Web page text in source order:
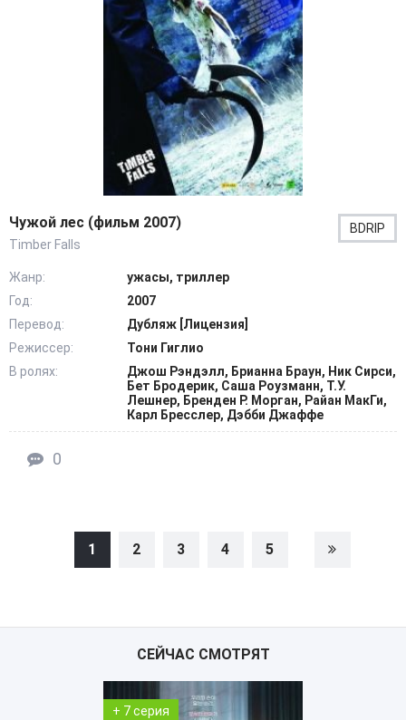
Чужой лес (фильм 2007)
Timber Falls
BDRIP
Жанр:
ужасы, триллер
Год:
2007
Перевод:
Дубляж [Лицензия]
Режиссер:
Тони Гиглио
В ролях:
Джош Рэндэлл, Брианна Браун, Ник Сирси,
Бет Бродерик, Саша Роузманн, Т.У.
Лешнер, Бренден Р. Морган, Райан МакГи,
Карл Бресслер, Дэбби Джаффе
0
1 2 3 4 5
СЕЙЧАС СМОТРЯТ
+ 4 серия